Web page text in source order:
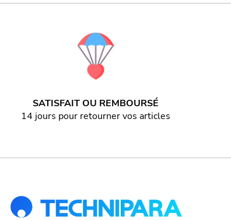
SATISFAIT OU REMBOURSÉ
14 jours pour retourner vos articles